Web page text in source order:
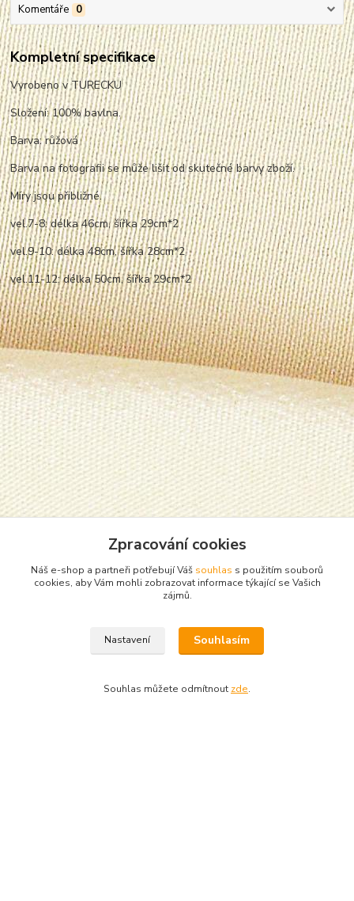
Komentáře 0
Kompletní specifikace
Vyrobeno v TURECKU
Složení: 100% bavlna.
Barva: růžová
Barva na fotografii se může lišit od skutečné barvy zboží.
Míry jsou přibližné.
vel.7-8: délka 46cm, šířka 29cm*2
vel.9-10: délka 48cm, šířka 28cm*2
vel.11-12: délka 50cm, šířka 29cm*2
Zpracování cookies
Náš e-shop a partneři potřebují Váš souhlas s použitím souborů
cookies, aby Vám mohli zobrazovat informace týkající se Vašich
zájmů.
Nastavení Souhlasím
Souhlas můžete odmítnout zde.